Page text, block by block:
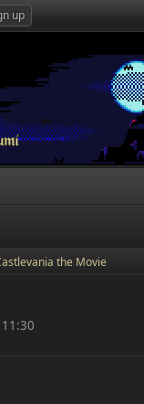
up
the Movie